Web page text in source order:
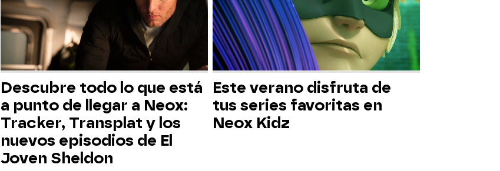
Descubre todo lo que está
a punto de llegar a Neox:
Tracker, Transplat y los
nuevos episodios de El
Joven Sheldon
Este verano disfruta de
tus series favoritas en
Neox Kidz